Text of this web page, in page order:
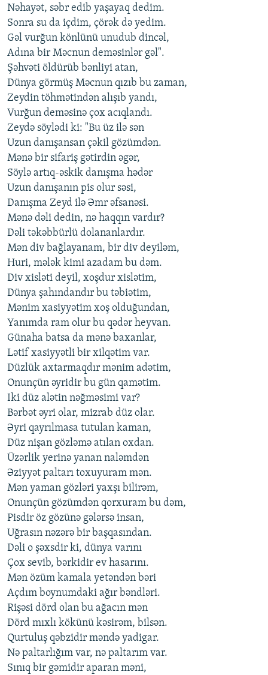
Nəhayət, səbr edib yaşayaq dedim.
Sonra su da içdim, çörək də yedim.
Gəl vurğun könlünü unudub dincəl,
Adına bir Məcnun deməsinlər gəl".
Şəhvəti öldürüb bənliyi atan,
Dünya görmüş Məcnun qızıb bu zaman,
Zeydin töhmətindən alışıb yandı,
Vurğun deməsinə çox acıqlandı.
Zeydə söylədi ki: "Bu üz ilə sən
Uzun danışansan çəkil gözümdən.
Mənə bir sifariş gətirdin əgər,
Söylə artıq-əskik danışma hədər
Uzun danışanın pis olur səsi,
Danışma Zeyd ilə Əmr əfsanəsi.
Mənə dəli dedin, nə haqqın vardır?
Dəli təkəbbürlü dolananlardır.
Mən div bağlayanam, bir div deyiləm,
Huri, mələk kimi azadam bu dəm.
Div xisləti deyil, xoşdur xislətim,
Dünya şahındandır bu təbiətim,
Mənim xasiyyətim xoş olduğundan,
Yanımda ram olur bu qədər heyvan.
Günaha batsa da mənə baxanlar,
Lətif xasiyyətli bir xilqətim var.
Düzlük axtarmaqdır mənim adətim,
Onunçün əyridir bu gün qamətim.
Iki düz alətin nəğməsimi var?
Bərbət əyri olar, mizrab düz olar.
Əyri qayrılmasa tutulan kaman,
Düz nişan gözləmə atılan oxdan.
Üzərlik yerinə yanan naləmdən
Əziyyət paltarı toxuyuram mən.
Mən yaman gözləri yaxşı bilirəm,
Onunçün gözümdən qorxuram bu dəm,
Pisdir öz gözünə gələrsə insan,
Uğrasın nəzərə bir başqasından.
Dəli o şəxsdir ki, dünya varını
Çox sevib, bərkidir ev hasarını.
Mən özüm kamala yetəndən bəri
Açdım boynumdaki ağır bəndləri.
Rişəsi dörd olan bu ağacın mən
Dörd mıxlı kökünü kəsirəm, bilsən.
Qurtuluş qəbzidir məndə yadigar.
Nə paltarlığım var, nə paltarım var.
Sınıq bir gəmidir aparan məni,